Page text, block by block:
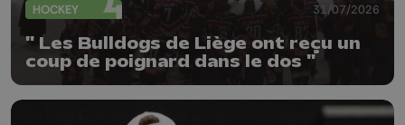
HOCKEY 31/07/2026
" Les Bulldogs de Liège ont reçu un
coup de poignard dans le dos "